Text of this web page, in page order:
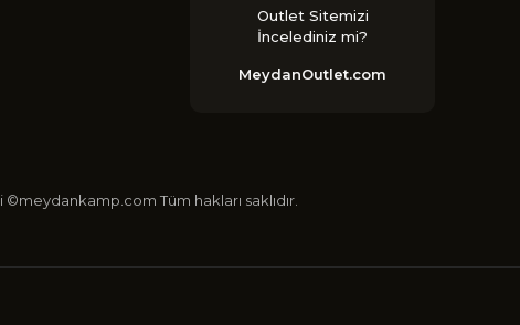
Outlet Sitemizi
İncelediniz mi?
MeydanOutlet.com
Tüm hakları saklıdır.